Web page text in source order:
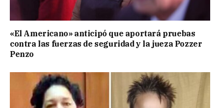
«El Americano» anticipó que aportará pruebas
contra las fuerzas de seguridad y la jueza Pozzer
Penzo